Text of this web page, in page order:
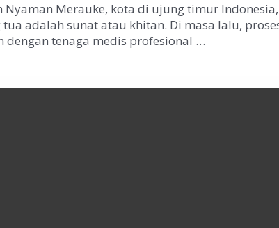
Nyaman Merauke, kota di ujung timur
adalah sunat atau khitan. Di masa lalu,
tenaga medis profesional …